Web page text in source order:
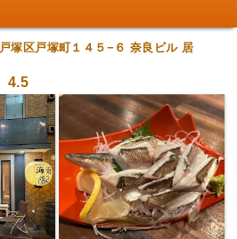
戸塚区戸塚町１４５−６ 奈良ビル 居
4.5